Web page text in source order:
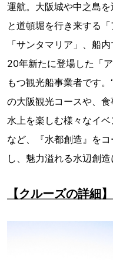
運航。大阪城や中之島
と道頓堀を行き来する
「サンタマリア」、船
20年新たに登場した「
もつ観光船事業者です
の大阪観光コースや、
水上を楽しむ様々なイ
など、『水都創造』を
し、魅力溢れる水辺創造
【クルーズの詳細】